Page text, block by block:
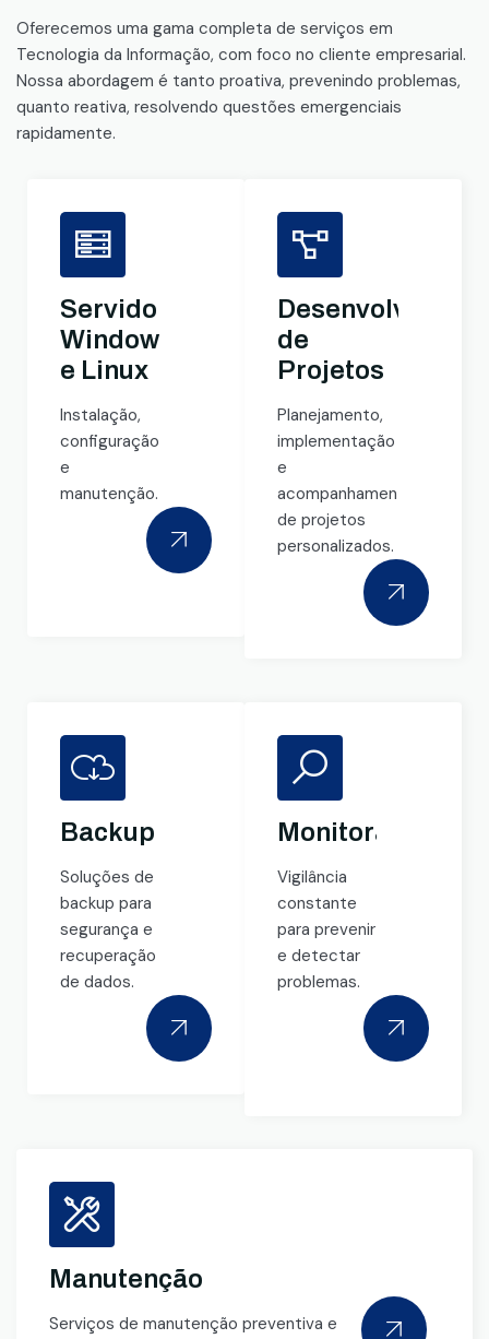
Oferecemos uma gama completa de serviços em
Tecnologia da Informação, com foco no cliente empresarial.
Nossa abordagem é tanto proativa, prevenindo problemas,
quanto reativa, resolvendo questões emergenciais
rapidamente.
Servidores
Windows
e Linux
Instalação,
configuração
e
manutenção.
de
Projetos
Planejamento,
implementação
e
acompanhamento
de projetos
personalizados.
Backup
Soluções de
backup para
segurança e
recuperação
de dados.
Monitoramento
Vigilância
constante
para prevenir
e detectar
problemas.
Manutenção
Serviços de manutenção preventiva e